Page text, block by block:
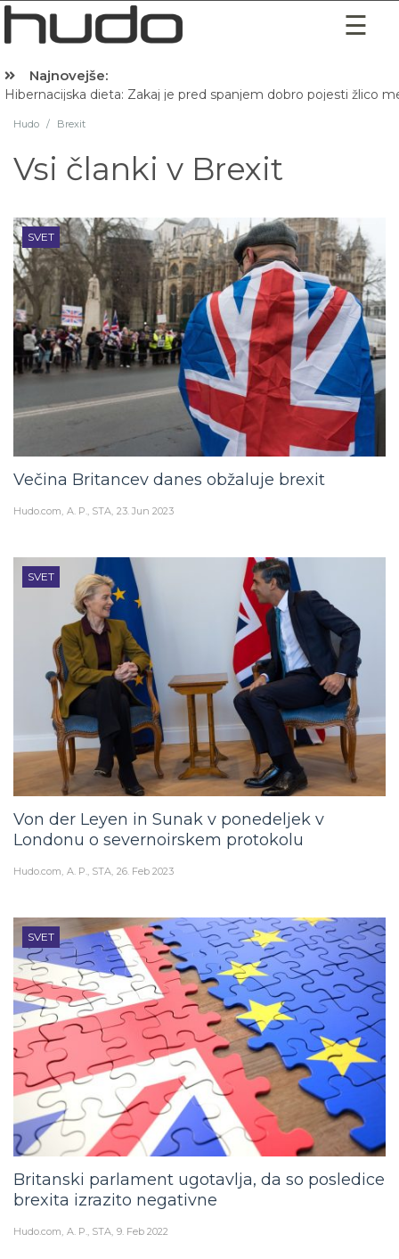
Najnovejše:
Hibernacijska dieta: Zakaj je pred spanjem dobro pojesti žlico
Hudo / Brexit
Vsi članki v Brexit
SVET
Večina Britancev danes obžaluje brexit
Hudo.com A. P., STA 23. Jun 2023
SVET
Von der Leyen in Sunak v ponedeljek v
Londonu o severnoirskem protokolu
Hudo.com A. P., STA 26. Feb 2023
SVET
Britanski parlament ugotavlja, da so posledice
brexita izrazito negativne
Hudo.com A. P., STA 9. Feb 2022